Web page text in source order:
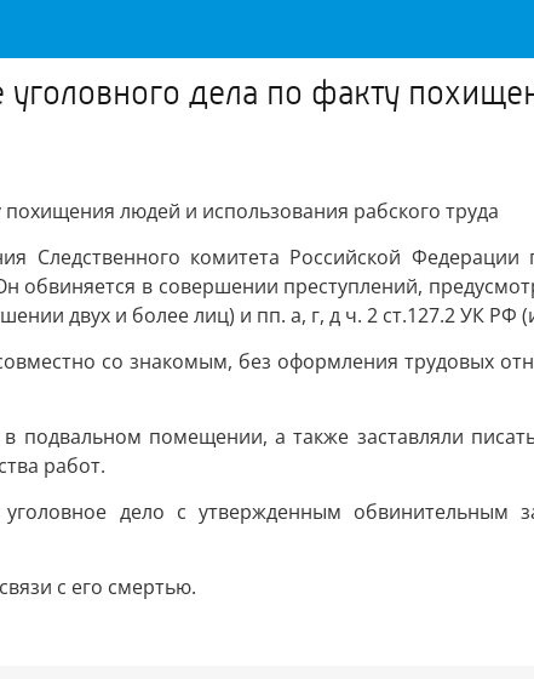
дела по факту
людей и использования рабского труда
Следственного комитета Российской
обвиняется в совершении преступлений,
двух и более лиц) и пп. а, г, д ч. 2 ст.127.2 УК РФ
со знакомым, без оформления трудовых
подвальном помещении, а также заставляли
работ.
дело с утвержденным обвинительным
с его смертью.